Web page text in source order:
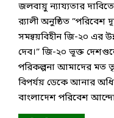
জলবায়ু ন্যায্যতার
র‌্যালী অনুষ্ঠিত
সমন্বয়বিহীন জি-২০ এর
দেব।” জি-২০ ভূক্ত
পরিকল্পনা আমাদের মত
বিপর্যয় ডেকে আনার
বাংলাদেশ পরিবেশ